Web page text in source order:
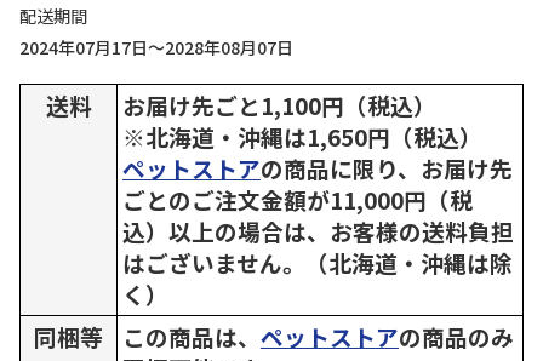
配送期間
2024年07月17日～2028年08月07日
送料
お届け先ごと1,100円（税込）
※北海道・沖縄は1,650円（税込）
ペットストアの商品に限り、お届け先
ごとのご注文金額が11,000円（税
込）以上の場合は、お客様の送料負担
はございません。（北海道・沖縄は除
く）
同梱等
この商品は、 ペットストアの商品のみ